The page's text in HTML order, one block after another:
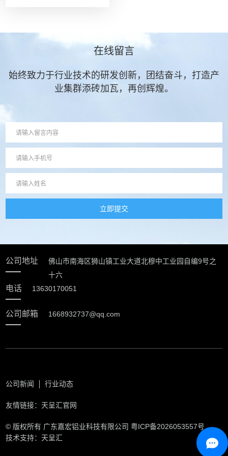
在线留言
始终致力于行业技术的研发创新，团结奋斗，打造产
业集群添砖加瓦，再创辉煌。
立即提交
公司地址
佛山市南海区狮山镇工业大道北穆中工业园自编9号之
十六
电话 13630170051
公司邮箱 1668932737@qq.com
公司新闻 行业动态
友情链接： 天呈汇官网
© 版权所有 广东嘉宏铝业科技有限公司粤ICP备2026053557号
技术支持：天呈汇